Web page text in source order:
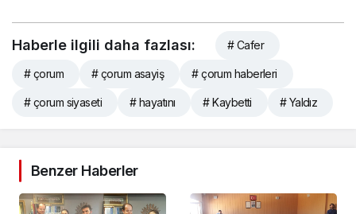
Haberle ilgili daha fazlası: # Cafer
# çorum # çorum asayiş # çorum haberleri
# çorum siyaseti # hayatını # Kaybetti # Yaldız
Benzer Haberler